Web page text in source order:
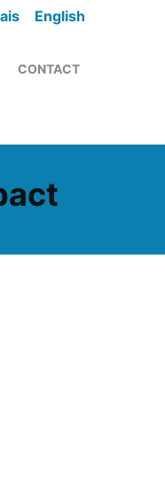
English
CONTACT